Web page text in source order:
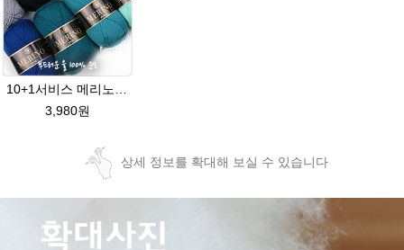
3,980원
상세 정보를 확대해 보실 수 있습니다